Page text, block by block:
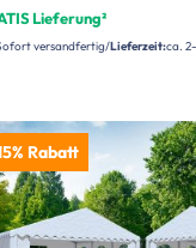
Lieferung²
Lieferzeit:ca.
versandfertig
Rabatt